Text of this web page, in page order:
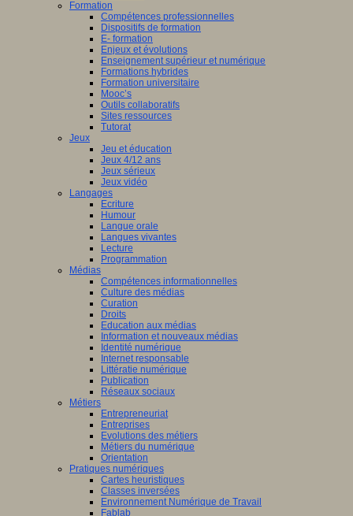
Formation
Compétences professionnelles
Dispositifs de formation
E- formation
Enjeux et évolutions
Enseignement supérieur et numérique
Formations hybrides
Formation universitaire
Mooc’s
Outils collaboratifs
Sites ressources
Tutorat
Jeux
Jeu et éducation
Jeux 4/12 ans
Jeux sérieux
Jeux vidéo
Langages
Ecriture
Humour
Langue orale
Langues vivantes
Lecture
Programmation
Médias
Compétences informationnelles
Culture des médias
Curation
Droits
Education aux médias
Information et nouveaux médias
Identité numérique
Internet responsable
Littératie numérique
Publication
Réseaux sociaux
Métiers
Entrepreneuriat
Entreprises
Evolutions des métiers
Métiers du numérique
Orientation
Pratiques numériques
Cartes heuristiques
Classes inversées
Environnement Numérique de Travail
Fablab